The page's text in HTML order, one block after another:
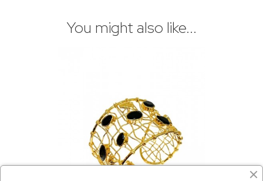
You might also like...